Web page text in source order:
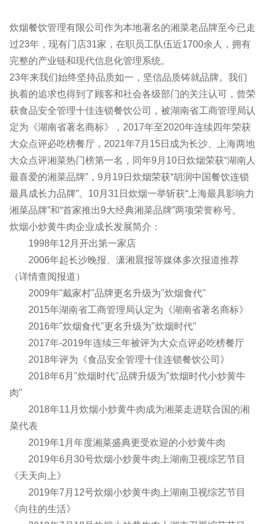
炊烟餐饮管理有限公司作为本地著名的湘菜老品牌至今已走
过23年，现有门店31家，在职员工队伍近1700余人，拥有
完整的产业链和现代信息化管理系统。
23年来我们始终坚持品质如一，坚信品质铸就品牌。我们
执着的追求也得到了顾客和社会各级部门的关注认可，曾荣
获食品安全管理十佳连锁餐饮公司，被湖南省工商管理局认
定为《湖南省著名商标》，2017年至2020年连续四年荣获
大众点评必吃榜餐厅，2021年7月15日成为长沙、上海两地
大众点评湘菜热门榜第一名，同年9月10日炊烟荣获“湖南人
最喜爱的湘菜品牌”，9月19日炊烟荣获“胡润中国餐饮连锁
最具成长力品牌”。10月31日炊烟一举斩获“上海最具影响力
湘菜品牌”和“首家推出9大经典湘菜品牌”两项荣誉称号。
炊烟小炒黄牛肉企业成长发展简介：
1998年12月开出第一家店
2006年起长沙晚报、潇湘晨报等媒体多次报道推荐
（详情查阅报道）
2009年"戴家村"品牌更名升级为"炊烟食代"
2015年湖南省工商管理局认定为《湖南省著名商标》
2016年"炊烟食代"更名升级为"炊烟时代"
2017年-2019年连续三年被评为大众点评必吃榜餐厅
2018年评为《食品安全管理十佳连锁餐饮公司》
2018年6月"炊烟时代"品牌升级为"炊烟时代小炒黄牛
肉"
2018年11月炊烟小炒黄牛肉成为湘菜走进联合国的湘
菜代表
2019年1月年度湘菜盛典更受欢迎的小炒黄牛肉
2019年6月30号炊烟小炒黄牛肉上湖南卫视综艺节目
《天天向上》
2019年7月12号炊烟小炒黄牛肉上湖南卫视综艺节目
《向往的生活》